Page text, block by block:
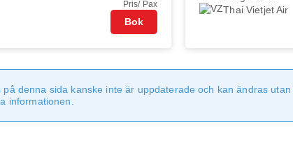
Pris/ Pax
Bok
Thai Vietjet Air
denna sida kanske inte är uppdaterade och kan ändras
informationen.